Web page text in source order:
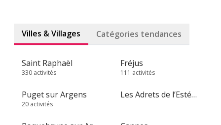
Villes & Villages Catégories tendances
Saint Raphaël
330 activités
Fréjus
111 activités
Puget sur Argens
20 activités
Les Adrets de l’Estérel